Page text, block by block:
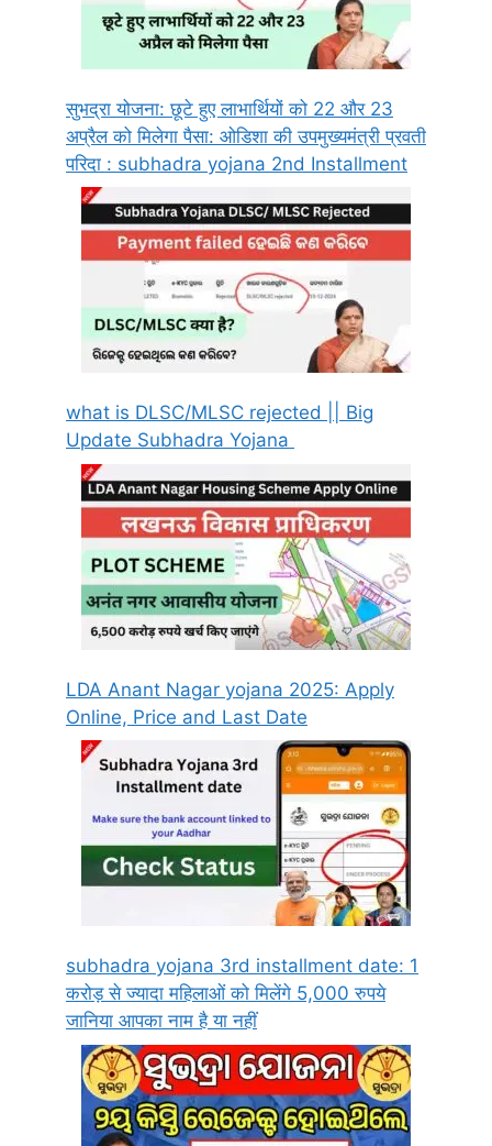
सुभद्रा योजना: छूटे हुए लाभार्थियों को 22 और 23
अप्रैल को मिलेगा पैसा: ओडिशा की उपमुख्यमंत्री प्रवती
परिदा : subhadra yojana 2nd Installment
what is DLSC/MLSC rejected || Big
Update Subhadra Yojana
LDA Anant Nagar yojana 2025: Apply
Online, Price and Last Date
subhadra yojana 3rd installment date: 1
करोड़ से ज्यादा महिलाओं को मिलेंगे 5,000 रुपये
जानिया आपका नाम है या नहीं